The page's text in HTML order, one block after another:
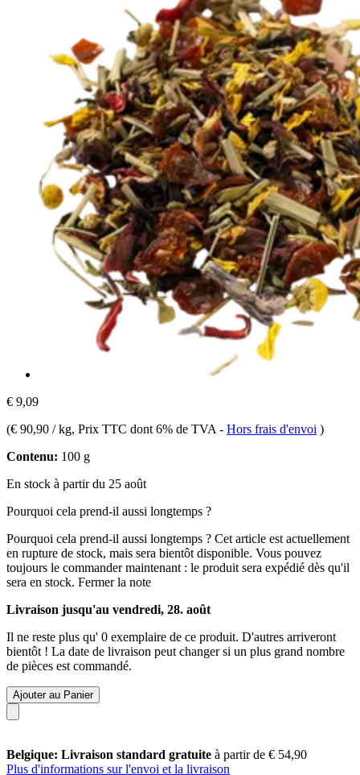
€ 9,09
(€ 90,90 / kg, Prix TTC dont 6% de TVA - Hors frais d'envoi )
Contenu: 100 g
En stock à partir du 25 août
Pourquoi cela prend-il aussi longtemps ?
Pourquoi cela prend-il aussi longtemps ? Cet article est actuellement
en rupture de stock, mais sera bientôt disponible. Vous pouvez
toujours le commander maintenant : le produit sera expédié dès qu'il
sera en stock. Fermer la note
Livraison jusqu'au vendredi, 28. août
Il ne reste plus qu' 0 exemplaire de ce produit. D'autres arriveront
bientôt ! La date de livraison peut changer si un plus grand nombre
de pièces est commandé.
Ajouter au Panier
Belgique: Livraison standard gratuite à partir de € 54,90
Plus d'informations sur l'envoi et la livraison